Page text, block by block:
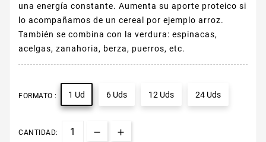
una energía constante. Aumenta su aporte proteico si
lo acompañamos de un cereal por ejemplo arroz.
También se combina con la verdura: espinacas,
acelgas, zanahoria, berza, puerros, etc.
FORMATO : 1 Ud 6 Uds 12 Uds 24 Uds
CANTIDAD: